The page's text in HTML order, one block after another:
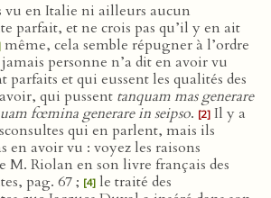
vu en Italie ni ailleurs aucun
parfait, et ne crois pas qu’il y en ait
même, cela semble répugner à l’ordre
personne n’a dit en avoir vu
parfaits et qui eussent les qualités des
qui pussent tanquam mas generare
fœmina generare in seipso. [2] Il y a
qui en parlent, mais ils
en avoir vu : voyez les raisons
M. Riolan en son livre français des
pag. 67 ; [4] le traité des